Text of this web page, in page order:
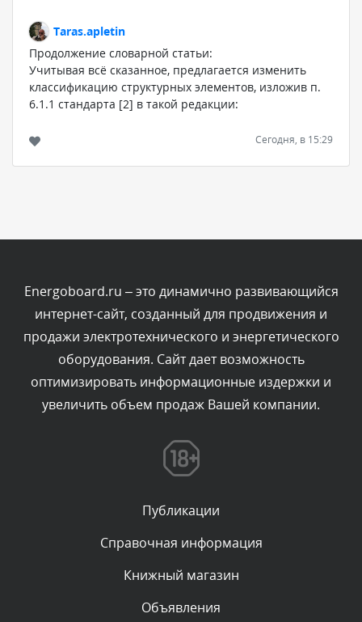
Taras.apletin
Продолжение словарной статьи:
Учитывая всё сказанное, предлагается изменить
классификацию структурных элементов, изложив п.
6.1.1 стандарта [2] в такой редакции:
6.1.1 В общем случае в ТД, содержащие в основном
- разделы:
- обозначения и сокращения;
- термины и определения;
- разделы, составляющие основное тематического
Сегодня, в 15:29
Текст комментария будет виден после проверки
администратором.
Сегодня, в 13:48
Комментарий проверяется
Текст комментария будет виден после проверки
администратором.
Комментарий проверяется
Текст комментария будет виден после проверки
Energoboard.ru – это динамично развивающийся
интернет-сайт, созданный для продвижения и
продажи электротехнического и энергетического
оборудования. Сайт дает возможность
оптимизировать информационные издержки и
увеличить объем продаж Вашей компании.
Публикации
Справочная информация
Книжный магазин
Объявления